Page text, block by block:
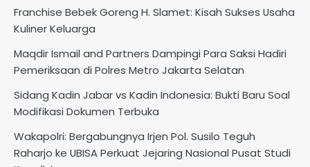
Franchise Bebek Goreng H. Slamet: Kisah Sukses Usaha
Kuliner Keluarga
Maqdir Ismail and Partners Dampingi Para Saksi Hadiri
Pemeriksaan di Polres Metro Jakarta Selatan
Sidang Kadin Jabar vs Kadin Indonesia: Bukti Baru Soal
Modifikasi Dokumen Terbuka
Wakapolri: Bergabungnya Irjen Pol. Susilo Teguh
Raharjo ke UBISA Perkuat Jejaring Nasional Pusat Studi